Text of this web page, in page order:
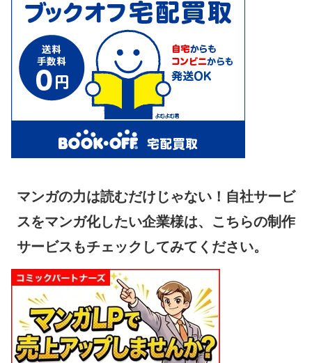
マンガの力は読むだけじゃない！自社サービ
スをマンガ化したい企業様は、こちらの制作
サービスもチェックしてみてください。